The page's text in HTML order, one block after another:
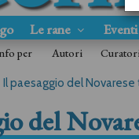
Le rane
per Autori
Il paesaggio del
del